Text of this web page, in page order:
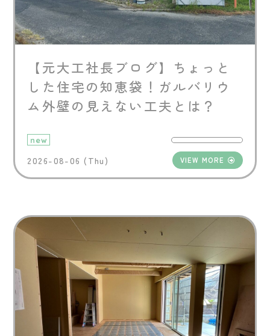
【元大工社長ブログ】ちょっと
した住宅の知恵袋！ガルバリウ
ム外壁の見えない工夫とは？
new
2026-08-06 (Thu) VIEW MORE